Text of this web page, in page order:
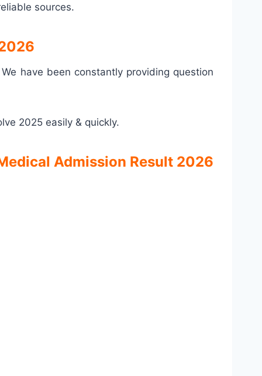
sources.
have been constantly providing question
2025 easily & quickly.
Admission Result 2026